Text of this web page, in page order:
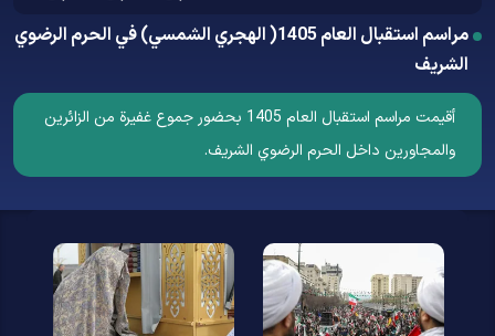
مراسم استقبال العام 1405( الهجري الشمسي) في الحرم الرضوي
الشریف
أقيمت مراسم استقبال العام 1405 بحضور جموع غفیرة من الزائرين
والمجاورين داخل الحرم الرضوي الشریف.